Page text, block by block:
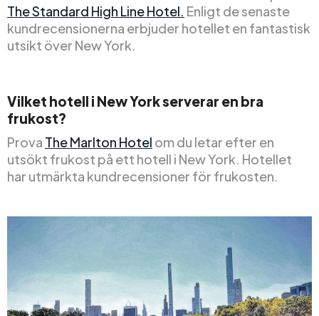
The Standard High Line Hotel. Enligt de senaste
kundrecensionerna erbjuder hotellet en fantastisk
utsikt över New York.
Vilket hotell i New York serverar en bra
frukost?
Prova The Marlton Hotel om du letar efter en
utsökt frukost på ett hotell i New York. Hotellet
har utmärkta kundrecensioner för frukosten.